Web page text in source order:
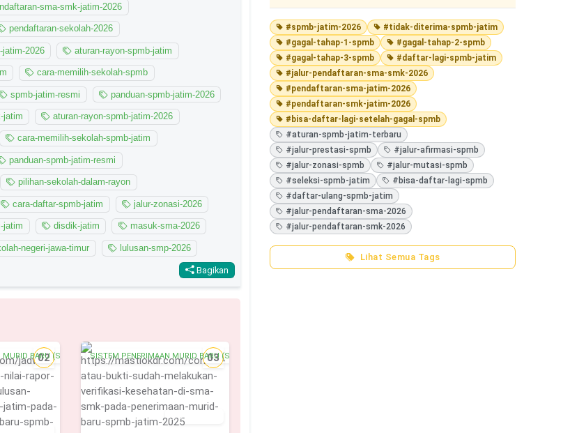
sma-smk-jatim-2026
pendaftaran-sekolah-2026
2026 aturan-rayon-spmb-jatim
cara-memilih-sekolah-spmb
spmb-jatim-resmi panduan-spmb-jatim-2026
jatim aturan-rayon-spmb-jatim-2026
cara-memilih-sekolah-spmb-jatim
panduan-spmb-jatim-resmi
pilihan-sekolah-dalam-rayon
cara-daftar-spmb-jatim jalur-zonasi-2026
jatim disdik-jatim masuk-sma-2026
negeri-jawa-timur lulusan-smp-2026
Bagikan
02
MURID BARU (SPMB)
9 Juni 2025
03
SISTEM PENERIMAAN MURID BARU (SPMB)
#spmb-jatim-2026
#tidak-diterima-spmb-jatim
#gagal-tahap-1-spmb
#gagal-tahap-2-spmb
#gagal-tahap-3-spmb
#daftar-lagi-spmb-jatim
#jalur-pendaftaran-sma-smk-2026
#pendaftaran-sma-jatim-2026
#pendaftaran-smk-jatim-2026
#bisa-daftar-lagi-setelah-gagal-spmb
#aturan-spmb-jatim-terbaru
#jalur-prestasi-spmb
#jalur-afirmasi-spmb
#jalur-zonasi-spmb
#jalur-mutasi-spmb
#seleksi-spmb-jatim
#bisa-daftar-lagi-spmb
#daftar-ulang-spmb-jatim
#jalur-pendaftaran-sma-2026
#jalur-pendaftaran-smk-2026
Lihat Semua Tags